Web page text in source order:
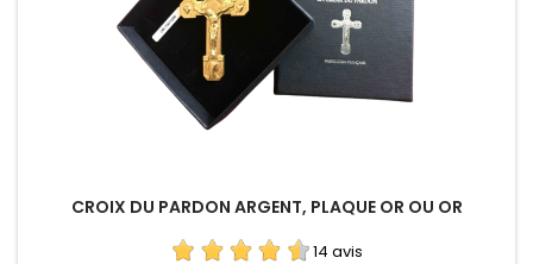
CROIX DU PARDON ARGENT, PLAQUE OR OU OR
14 avis